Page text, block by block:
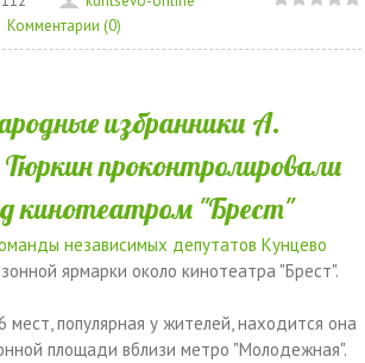
Комментарии (0)
избранники А.
проконтролировали
кинотеатром "Брест"
независимых депутатов Кунцево
ярмарки около кинотеатра "Брест".
мест, популярная у жителей, находится она
площади вблизи метро "Молодежная".